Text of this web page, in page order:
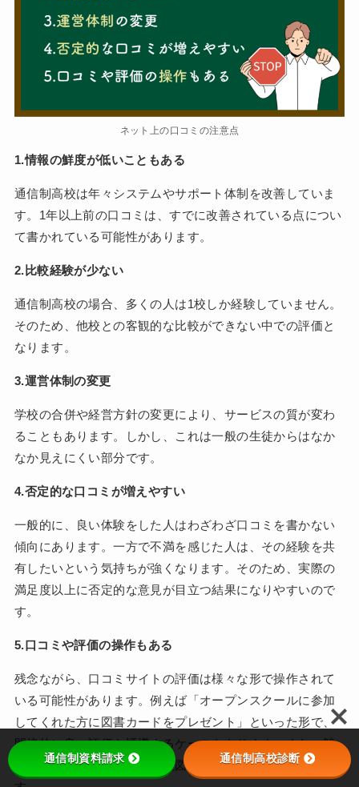
ネット上の口コミの注意点
1.情報の鮮度が低いこともある
通信制高校は年々システムやサポート体制を改善していま
す。1年以上前の口コミは、すでに改善されている点につい
て書かれている可能性があります。
2.比較経験が少ない
通信制高校の場合、多くの人は1校しか経験していません。
そのため、他校との客観的な比較ができない中での評価と
なります。
3.運営体制の変更
学校の合併や経営方針の変更により、サービスの質が変わ
ることもあります。しかし、これは一般の生徒からはなか
なか見えにくい部分です。
4.否定的な口コミが増えやすい
一般的に、良い体験をした人はわざわざ口コミを書かない
傾向にあります。一方で不満を感じた人は、その経験を共
有したいという気持ちが強くなります。そのため、実際の
満足度以上に否定的な意見が目立つ結果になりやすいので
す。
5.口コミや評価の操作もある
残念ながら、口コミサイトの評価は様々な形で操作されて
いる可能性があります。例えば「オープンスクールに参加
してくれた方に図書カードをプレゼント」といった形で、
間接的に良い評価を誘導するケースもあります。また、競
合校の評判を下げるための意図的な否定的投稿もあり得ま
通信制資料請求 通信制高校診断